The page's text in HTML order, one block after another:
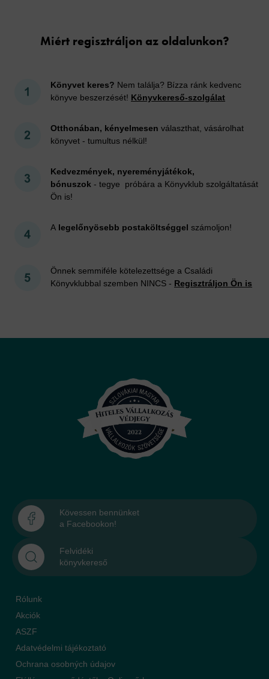
Miért regisztráljon az oldalunkon?
Könyvet keres? Nem találja? Bízza ránk kedvenc
könyve beszerzését! Könyvkereső-szolgálat
Otthonában, kényelmesen választhat, vásárolhat
könyvet - tumultus nélkül!
Kedvezmények, nyereményjátékok,
bónuszok - tegye próbára a Könyvklub szolgáltatását
Ön is!
A legelőnyösebb postaköltséggel számoljon!
Önnek semmiféle kötelezettsége a Családi
Könyvklubbal szemben NINCS - Regisztráljon Ön is
Kövessen bennünket
a Facebookon!
Felvidéki
könyvkereső
Rólunk
Akciók
ASZF
Adatvédelmi tájékoztató
Ochrana osobných údajov